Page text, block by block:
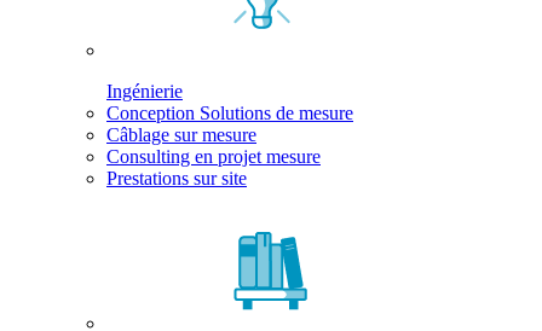
Ingénierie
Conception Solutions de mesure
Câblage sur mesure
Consulting en projet mesure
Prestations sur site